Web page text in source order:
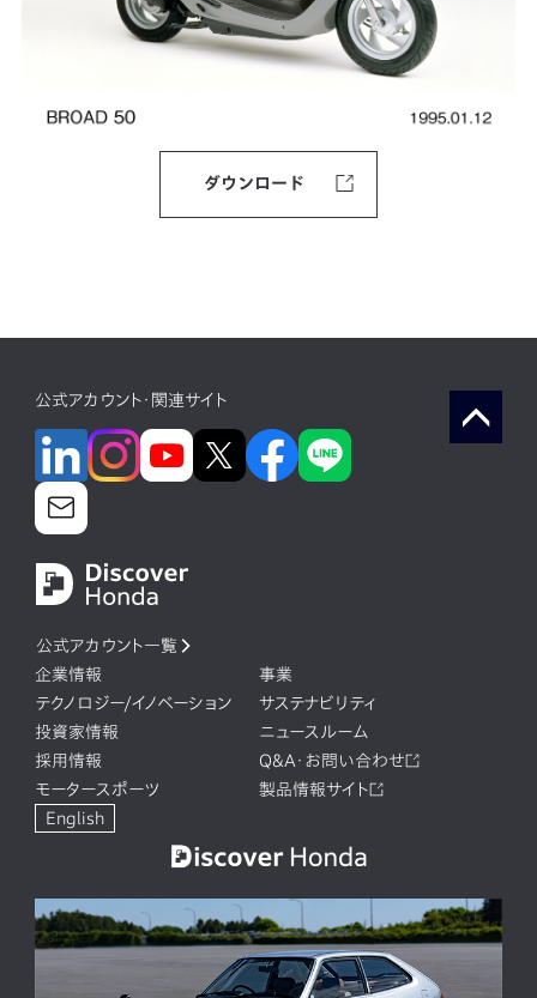
ダウンロード
公式アカウント・関連サイト
公式アカウント一覧
企業情報
事業
テクノロジー/イノベーション
サステナビリティ
投資家情報
ニュースルーム
採用情報
Q&A・お問い合わせ
モータースポーツ
製品情報サイト
English